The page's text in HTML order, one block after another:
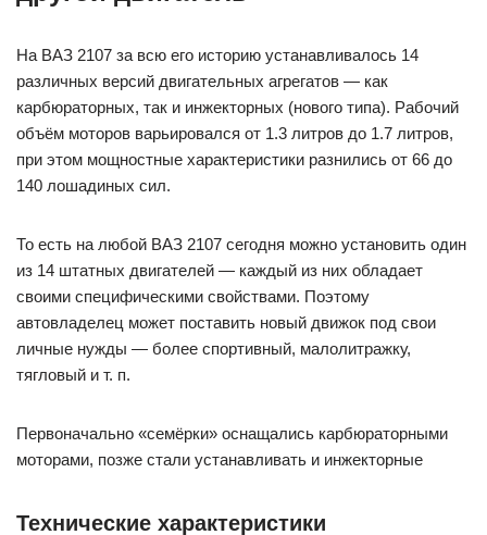
На ВАЗ 2107 за всю его историю устанавливалось 14
различных версий двигательных агрегатов — как
карбюраторных, так и инжекторных (нового типа). Рабочий
объём моторов варьировался от 1.3 литров до 1.7 литров,
при этом мощностные характеристики разнились от 66 до
140 лошадиных сил.
То есть на любой ВАЗ 2107 сегодня можно установить один
из 14 штатных двигателей — каждый из них обладает
своими специфическими свойствами. Поэтому
автовладелец может поставить новый движок под свои
личные нужды — более спортивный, малолитражку,
тягловый и т. п.
Первоначально «семёрки» оснащались карбюраторными
моторами, позже стали устанавливать и инжекторные
Технические характеристики